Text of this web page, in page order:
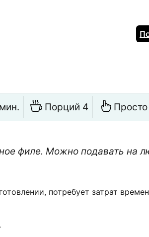
Порций 4 Просто
филе. Можно подавать на
потребует затрат